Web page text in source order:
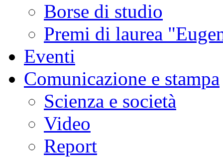
Borse di studio
Premi di laurea
Eventi
Comunicazione e stampa
Scienza e società
Video
Report